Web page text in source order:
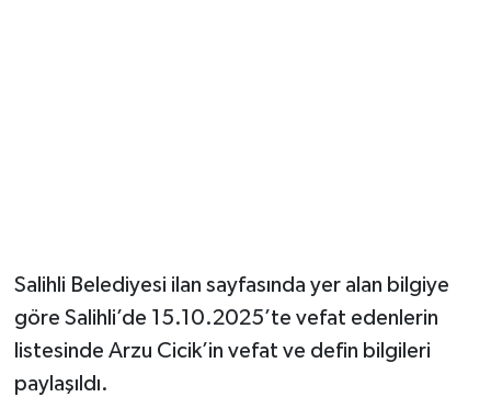
Salihli Belediyesi ilan sayfasında yer alan bilgiye
göre Salihli’de 15.10.2025’te vefat edenlerin
listesinde Arzu Cicik’in vefat ve defin bilgileri
paylaşıldı.